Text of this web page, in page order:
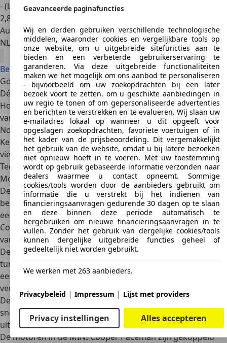
- (l/100 km)
2,8
Autobedrijf
NL 1648 HJDe Goorn
Bekijk alle MINI Cooper Paceman aanbiedingen
Goede redenen
Dé auto voor wie iets bijzonders én compacts wil rijden
Hoge instap van een SUV, maar dynamische vormgeving
van coupé
Nog een aardig occasionaanbod
Keuze uit benzine- en dieselmotoren, voor- en
vierwielaandrijving
Technische gegevens
Motorisatie
De MINI Cooper Paceman is er metdiverse viercilinder
benzine- en dieselmotoren. De benzinemotoren hebben
een cilinderinhoud van 1.598 cm3. Deze motoren zijn in de
Cooper-versies niet en in deCooper S-versieswélvoorzien
van een turbo met intercooler.
De
dieselszijn eveneens viercilinders, alle voorzien van een
turbo met intercooler
een cilinderinhoud van1.598 cm3, maar de Cooper S-
versies hebben een inhoud van
De MINI John Cooper Works Paceman is de sterkste en
snelste MINI Paceman, met 160 kW (218 pk). Deze
uitvoering zul je niet snel in Nederland tegenkomen.
De motoren in de MINI Cooper Paceman zijn gekoppeld
Geavanceerde paginafuncties
Wij en derden gebruiken verschillende technologische
middelen, waaronder cookies en vergelijkbare tools op
onze website, om u uitgebreide sitefuncties aan te
bieden en een verbeterde gebruikerservaring te
garanderen. Via deze uitgebreide functionaliteiten
maken we het mogelijk om ons aanbod te personaliseren
- bijvoorbeeld om uw zoekopdrachten bij een later
bezoek voort te zetten, om u geschikte aanbiedingen in
uw regio te tonen of om gepersonaliseerde advertenties
en berichten te verstrekken en te evalueren. Wij slaan uw
e-mailadres lokaal op wanneer u dit opgeeft voor
opgeslagen zoekopdrachten, favoriete voertuigen of in
het kader van de prijsbeoordeling. Dit vergemakkelijkt
het gebruik van de website, omdat u bij latere bezoeken
niet opnieuw hoeft in te voeren. Met uw toestemming
wordt op gebruik gebaseerde informatie verzonden naar
dealers waarmee u contact opneemt. Sommige
cookies/tools worden door de aanbieders gebruikt om
informatie die u verstrekt bij het indienen van
financieringsaanvragen gedurende 30 dagen op te slaan
en deze binnen deze periode automatisch te
hergebruiken om nieuwe financieringsaanvragen in te
vullen. Zonder het gebruik van dergelijke cookies/tools
kunnen dergelijke uitgebreide functies geheel of
gedeeltelijk niet worden gebruikt.
We werken met 263 aanbieders.
Privacybeleid | Impressum | Lijst met providers
Privacy instellingen Alles accepteren